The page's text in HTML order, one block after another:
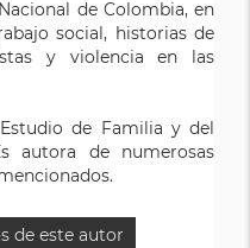
de Colombia, en
social, historias de
y violencia en las
de Familia y del
autora de numerosas
de este autor